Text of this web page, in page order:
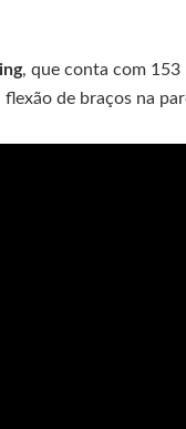
, que conta com 153
de braços na